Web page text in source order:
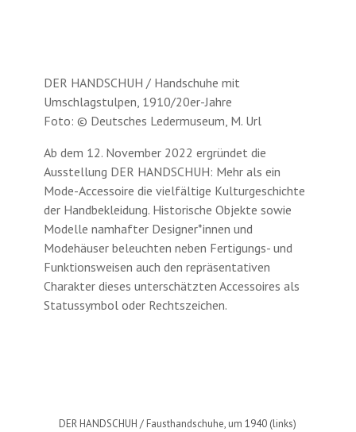
DER HANDSCHUH / Handschuhe mit
Umschlagstulpen, 1910/20er-Jahre
Foto: © Deutsches Ledermuseum, M. Url
Ab dem 12. November 2022 ergründet die
Ausstellung DER HANDSCHUH: Mehr als ein
Mode-Accessoire die vielfältige Kulturgeschichte
der Handbekleidung. Historische Objekte sowie
Modelle namhafter Designer*innen und
Modehäuser beleuchten neben Fertigungs- und
Funktionsweisen auch den repräsentativen
Charakter dieses unterschätzten Accessoires als
Statussymbol oder Rechtszeichen.
DER HANDSCHUH / Fausthandschuhe, um 1940 (links)